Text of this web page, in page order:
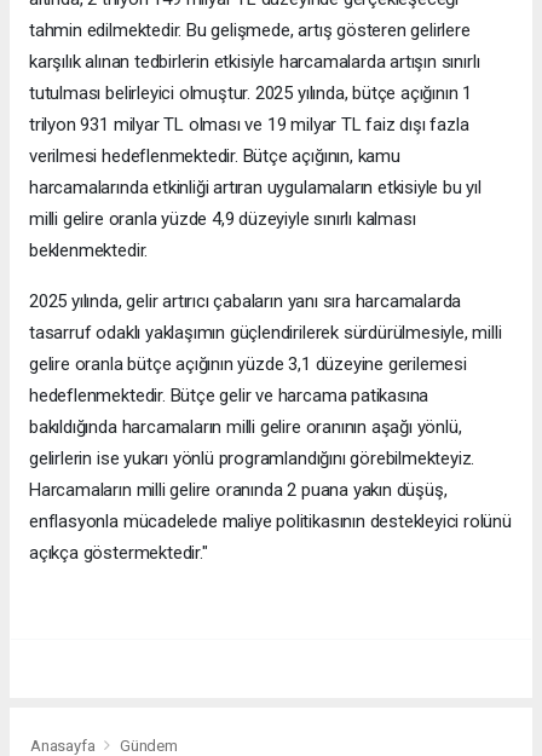
tahmin edilmektedir. Bu gelişmede, artış gösteren gelirlere
karşılık alınan tedbirlerin etkisiyle harcamalarda artışın sınırlı
tutulması belirleyici olmuştur. 2025 yılında, bütçe açığının 1
trilyon 931 milyar TL olması ve 19 milyar TL faiz dışı fazla
verilmesi hedeflenmektedir. Bütçe açığının, kamu
harcamalarında etkinliği artıran uygulamaların etkisiyle bu yıl
milli gelire oranla yüzde 4,9 düzeyiyle sınırlı kalması
beklenmektedir.
2025 yılında, gelir artırıcı çabaların yanı sıra harcamalarda
tasarruf odaklı yaklaşımın güçlendirilerek sürdürülmesiyle, milli
gelire oranla bütçe açığının yüzde 3,1 düzeyine gerilemesi
hedeflenmektedir. Bütçe gelir ve harcama patikasına
bakıldığında harcamaların milli gelire oranının aşağı yönlü,
gelirlerin ise yukarı yönlü programlandığını görebilmekteyiz.
Harcamaların milli gelire oranında 2 puana yakın düşüş,
enflasyonla mücadelede maliye politikasının destekleyici rolünü
açıkça göstermektedir."
Anasayfa Gündem